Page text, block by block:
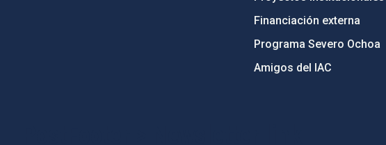
Financiación externa
Programa Severo Ochoa
Amigos del IAC